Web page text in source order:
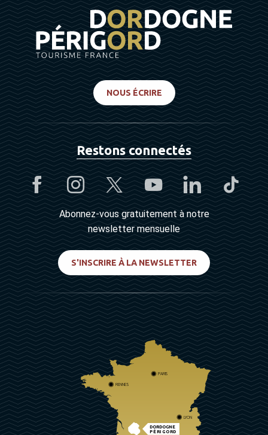
NOUS ÉCRIRE
Restons connectés
Abonnez-vous gratuitement à notre
newsletter mensuelle
S'INSCRIRE À LA NEWSLETTER
DORDOGNE
PÉRIGORD
PARIS
RENNES
LYON